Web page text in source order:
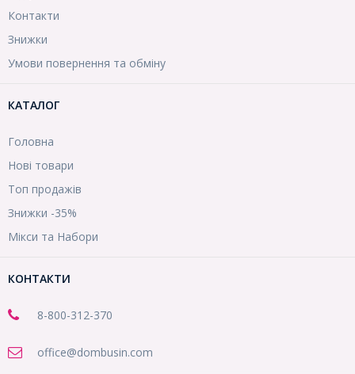
Контакти
Знижки
Умови повернення та обміну
КАТАЛОГ
Головна
Нові товари
Топ продажів
Знижки -35%
Мікси та Набори
КОНТАКТИ
8-800-312-370
office@dombusin.com